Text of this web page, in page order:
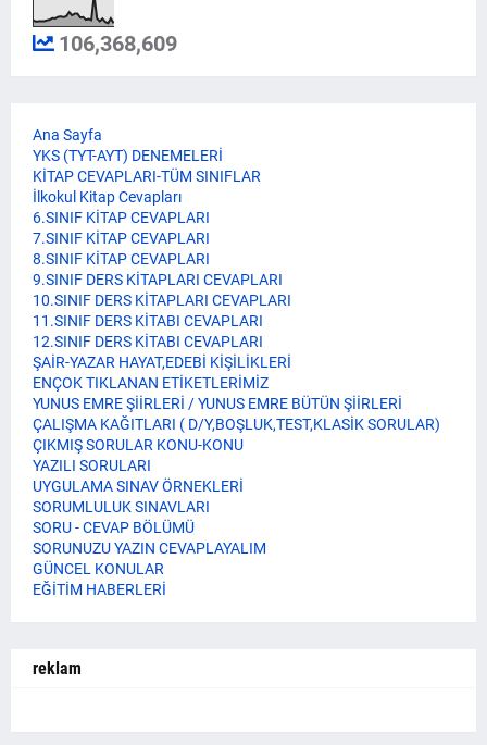
106,368,609
Ana Sayfa
YKS (TYT-AYT) DENEMELERİ
KİTAP CEVAPLARI-TÜM SINIFLAR
İlkokul Kitap Cevapları
6.SINIF KİTAP CEVAPLARI
7.SINIF KİTAP CEVAPLARI
8.SINIF KİTAP CEVAPLARI
9.SINIF DERS KİTAPLARI CEVAPLARI
10.SINIF DERS KİTAPLARI CEVAPLARI
11.SINIF DERS KİTABI CEVAPLARI
12.SINIF DERS KİTABI CEVAPLARI
ŞAİR-YAZAR HAYAT,EDEBİ KİŞİLİKLERİ
ENÇOK TIKLANAN ETİKETLERİMİZ
YUNUS EMRE ŞİİRLERİ / YUNUS EMRE BÜTÜN ŞİİRLERİ
ÇALIŞMA KAĞITLARI ( D/Y,BOŞLUK,TEST,KLASİK SORULAR)
ÇIKMIŞ SORULAR KONU-KONU
YAZILI SORULARI
UYGULAMA SINAV ÖRNEKLERİ
SORUMLULUK SINAVLARI
SORU - CEVAP BÖLÜMÜ
SORUNUZU YAZIN CEVAPLAYALIM
GÜNCEL KONULAR
EĞİTİM HABERLERİ
reklam